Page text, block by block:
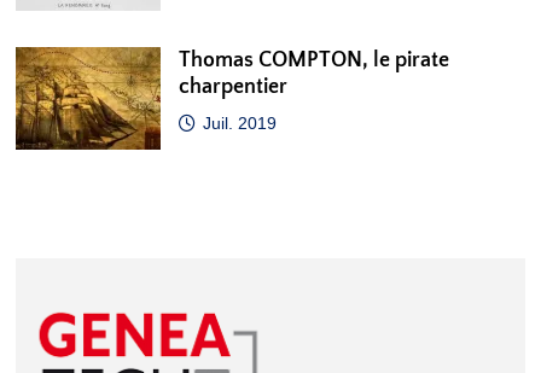
Thomas COMPTON, le pirate
charpentier
Juil. 2019